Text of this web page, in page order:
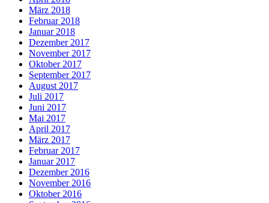
März 2018
Februar 2018
Januar 2018
Dezember 2017
November 2017
Oktober 2017
September 2017
August 2017
Juli 2017
Juni 2017
Mai 2017
April 2017
März 2017
Februar 2017
Januar 2017
Dezember 2016
November 2016
Oktober 2016